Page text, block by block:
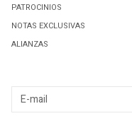
PATROCINIOS
NOTAS EXCLUSIVAS
ALIANZAS